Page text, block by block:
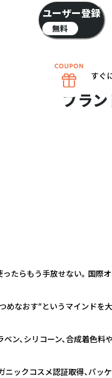
ブラ
たらもう手放せない。 国
めなおす”というマインドを
ン、シリコーン、合成着色
ックコスメ認証取得、パッ
ユーザー登録
無料
すぐ